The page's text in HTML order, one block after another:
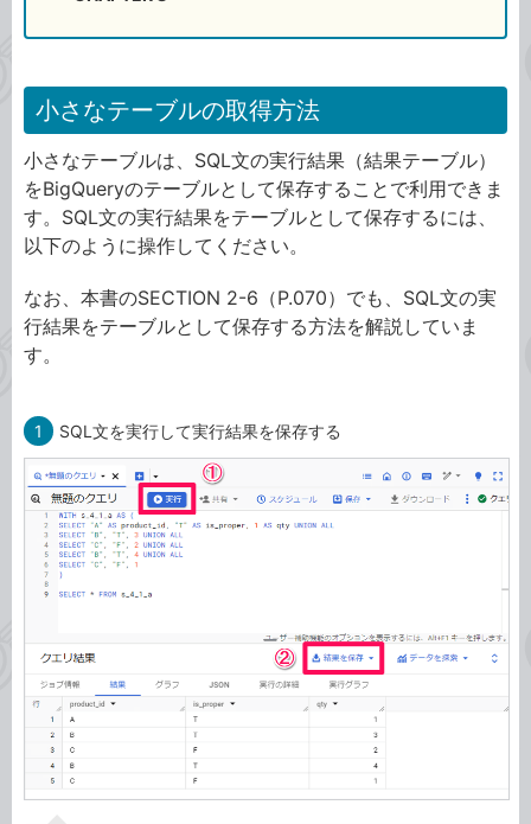
小さなテーブルの取得方法
小さなテーブルは、SQL文の実行結果（結果テーブル）
をBigQueryのテーブルとして保存することで利用できま
す。SQL文の実行結果をテーブルとして保存するには、
以下のように操作してください。
なお、本書のSECTION 2-6（P.070）でも、SQL文の実
行結果をテーブルとして保存する方法を解説していま
す。
1 SQL文を実行して実行結果を保存する